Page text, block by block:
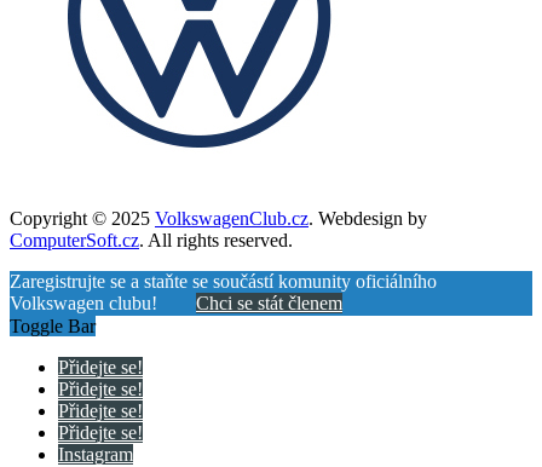
Copyright © 2025 VolkswagenClub.cz. Webdesign by
ComputerSoft.cz. All rights reserved.
Zaregistrujte se a staňte se součástí komunity oficiálního
Volkswagen clubu! Chci se stát členem
Toggle Bar
Přidejte se!
Přidejte se!
Přidejte se!
Přidejte se!
Instagram